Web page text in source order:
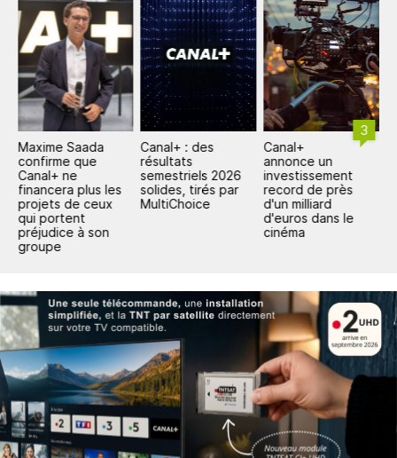
Maxime Saada
confirme que
Canal+ ne
financera plus les
projets de ceux
qui portent
préjudice à son
groupe
Canal+ : des
résultats
semestriels 2026
solides, tirés par
MultiChoice
3
Canal+
annonce un
investissement
record de près
d'un milliard
d'euros dans le
cinéma